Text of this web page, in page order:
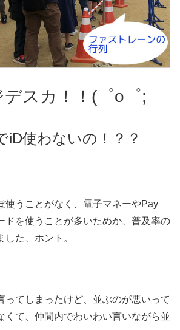
デスカ！！(゜o゜;
iD使わないの！？？
使うことがなく、電子マネーやPay
ドを使うことが多いためか、普及率の
た、ホント。
ってしまったけど、並ぶのが悪いって
くて、仲間内でわいわい言いながら並